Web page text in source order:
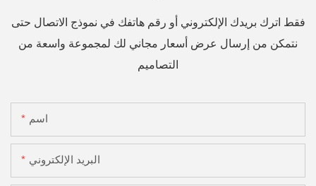
فقط اترك بريدك الإلكتروني أو رقم هاتفك في نموذج الاتصال حتى
نتمكن من إرسال عرض أسعار مجاني لك لمجموعة واسعة من
التصاميم
اسم
البريد الإلكتروني